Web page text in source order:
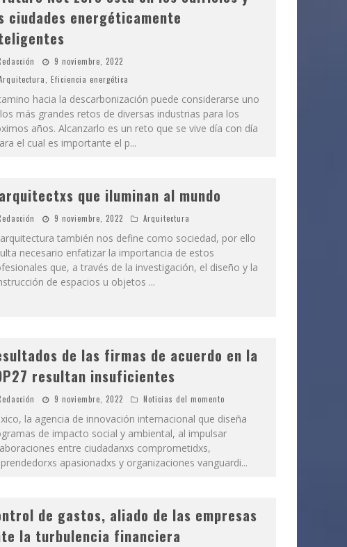
ciudades energéticamente
9 noviembre, 2022
Eficiencia energética
hacia la descarbonización puede considerarse uno
más grandes retos de diversas industrias para los
años. Alcanzarlo es un reto que se vive día con día
el cual es importante el p...
que iluminan al mundo
9 noviembre, 2022 Arquitectura
también nos define como sociedad, por ello
necesario enfatizar la importancia de estos
que, a través de la investigación, el diseño y la
de espacios u objetos ...
de las firmas de acuerdo en la
resultan insuficientes
9 noviembre, 2022 Noticias del momento
la agencia de innovación internacional que diseña
de impacto social y ambiental, al impulsar
entre ciudadanxs comprometidxs,
apasionadxs y organizaciones vanguardi...
de gastos, aliado de las empresas
la turbulencia financiera